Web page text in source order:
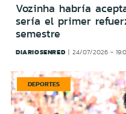
Vozinha habría
sería el primer
semestre
DIARIOSENRED 24/07/2026 -
DEPORTES